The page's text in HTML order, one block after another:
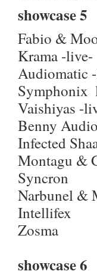
showcase 5
Fabio &
Krama -live-
Audiomatic
Symphonix
Vaishiyas -
Benny
Infected
Montagu &
Syncron
Narbunel &
Intellifex
Zosma
showcase 6